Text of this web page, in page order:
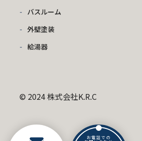
お電話での
バスルーム
外壁塗装
給湯器
© 2024 株式会社K.R.C